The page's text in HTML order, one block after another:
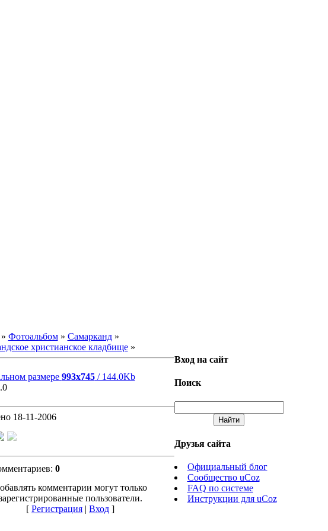
Фотоальбом» Самарканд»
христианское кладбище»
размере 993x745/ 144.0Kb
18-11-2006
: 0
комментарии могут только
пользователи.
[ Регистрация | Вход ]
Вход на сайт
Поиск
Друзья сайта
Официальный блог
Сообщество uCoz
FAQ по системе
Инструкции для uCoz